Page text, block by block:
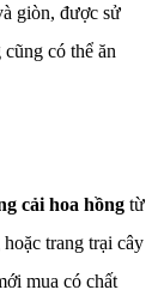
giòn, được sử
có thể ăn
cải hoa hồng từ
trang trại cây
mua có chất